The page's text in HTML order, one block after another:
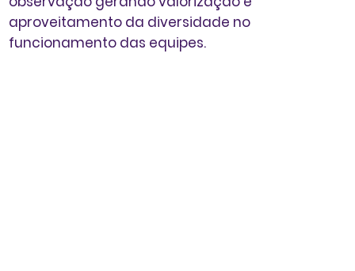
aproveitamento da diversidade no
funcionamento das equipes.